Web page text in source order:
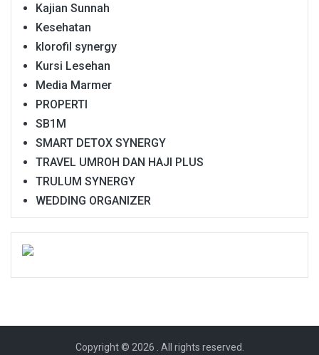
Kajian Sunnah
Kesehatan
klorofil synergy
Kursi Lesehan
Media Marmer
PROPERTI
SB1M
SMART DETOX SYNERGY
TRAVEL UMROH DAN HAJI PLUS
TRULUM SYNERGY
WEDDING ORGANIZER
Copyright © 2026 . All rights reserved.